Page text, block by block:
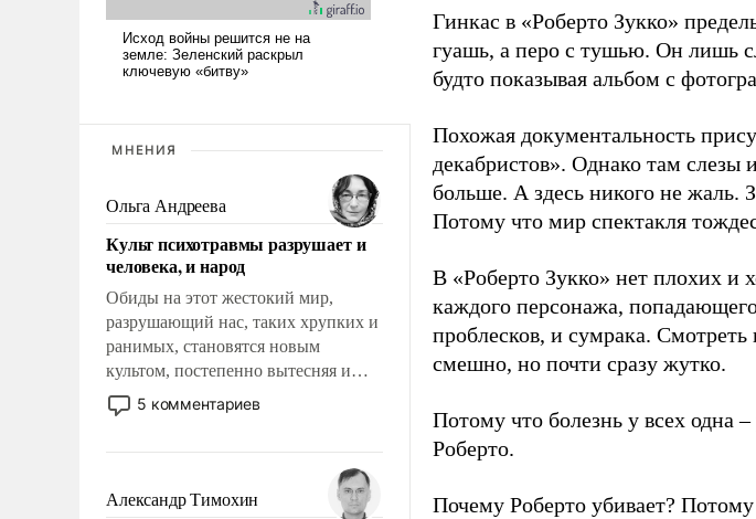
МНЕНИЯ
Ольга Андреева
Культ психотравмы разрушает и
человека, и народ
Обиды на этот жестокий мир,
разрушающий нас, таких хрупких и
ранимых, становятся новым
культом, постепенно вытесняя и
отменяя традиционное требование к
человеку – быть мужественным и
на себя ответственность, помогать
слабым, идти вперед и
5 комментариев
Александр Тимохин
Гинкас в «Роберто Зукко»
гуашь, а перо с тушью. Он лишь
будто показывая альбом с
Похожая документальность
декабристов». Однако там слезы
больше. А здесь никого не жаль.
Потому что мир спектакля
В «Роберто Зукко» нет плохих и
каждого персонажа,
проблесков, и сумрака.
смешно, но почти сразу жутко.
Потому что болезнь у всех одна
Роберто.
Почему Роберто убивает?